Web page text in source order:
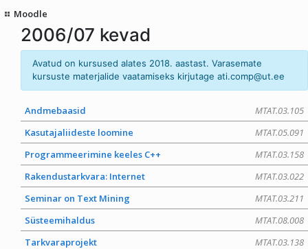
Moodle
2006/07 kevad
Avatud on kursused alates 2018. aastast. Varasemate
kursuste materjalide vaatamiseks kirjutageati.comp@ut.ee
MTAT.03.105
Andmebaasid
MTAT.05.091
Kasutajaliideste loomine
MTAT.03.158
Programmeerimine keeles C++
MTAT.03.022
Rakendustarkvara: Internet
MTAT.03.211
Seminar on Text Mining
MTAT.08.008
Süsteemihaldus
MTAT.03.138
Tarkvaraprojekt